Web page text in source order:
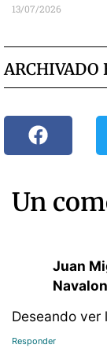
13/07/2026
ARCHIVADO
Un
Juan
Navalon
Deseando ver
Responder